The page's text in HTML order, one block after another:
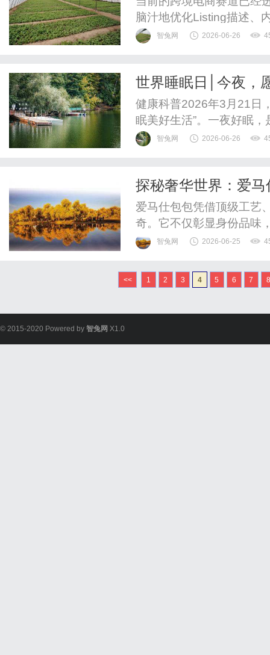
脑汁地优化Listing描述、
图省下1%的运营成本，
手续费与小币种换汇汇率
智兔网 2026-06-26
世界睡眠日│今夜，
健康科普2026年3月21日
眠美好生活”。一夜好眠
常常因为情绪问题的介入
睡眠时长及入睡后清醒时
智兔网 2026-06-26
探秘奢华世界：爱
爱马仕包包凭借顶级工艺
奇。它不仅彰显身份品味
智兔网 2026-06-25
<< 1 2 3 4 5 6 7 8
© 2015-2020 Powered by 智兔网 X1.0